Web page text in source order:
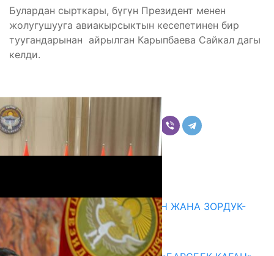
Булардан сырткары, бүгүн Президент менен
жолугушууга авиакырсыктын кесепетинен бир
туугандарынан айрылган Карыпбаева Сайкал дагы
келди.
Комментарийлер
ГЕНДЕРДИК БАСМЫРЛООДОН ЖАНА ЗОРДУК-
ЗОМБУЛУКТАН КОРГОО
07.08.2026